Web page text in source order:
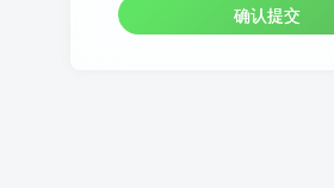
确认提交